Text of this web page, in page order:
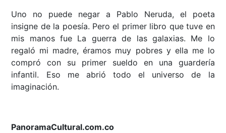
Uno no puede negar a Pablo Neruda, el poeta
insigne de la poesía. Pero el primer libro que tuve en
mis manos fue La guerra de las galaxias. Me lo
regaló mi madre, éramos muy pobres y ella me lo
compró con su primer sueldo en una guardería
infantil. Eso me abrió todo el universo de la
imaginación.
PanoramaCultural.com.co